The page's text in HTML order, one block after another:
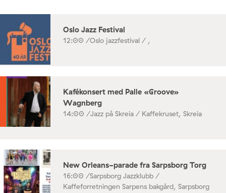
Oslo Jazz Festival
12:00 /Oslo jazzfestival / ,
Kafékonsert med Palle «Groove»
Wagnberg
14:00 /Jazz på Skreia / Kaffekruset, Skreia
New Orleans-parade fra Sarpsborg Torg
16:00 /Sarpsborg Jazzklubb /
Kaffeforretningen Sarpens bakgård, Sarpsborg